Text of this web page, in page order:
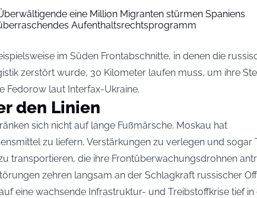
eine Million Migranten stürmen Spaniens
Aufenthaltsrechtsprogramm
im Süden Frontabschnitte, in denen die
zerstört wurde, 30 Kilometer laufen muss, um ihre
Fedorow laut Interfax-Ukraine.
den Linien
sich nicht auf lange Fußmärsche. Moskau hat
zu liefern, Verstärkungen zu verlegen und sogar
transportieren, die ihre Frontüberwachungsdrohnen
zehren langsam an der Schlagkraft russischer
eine wachsende Infrastruktur- und Treibstoffkrise tief in